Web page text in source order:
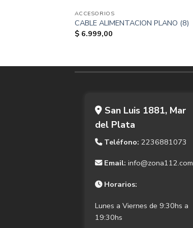
ACCESORIOS
CABLE ALIMENTACION PLANO (8)
$6.999,00
San Luis 1881, Mar
del Plata
Teléfono: 2236881073
Email: info@zona112.com
Horarios:
Lunes a Viernes de 9:30hs a
19:30hs